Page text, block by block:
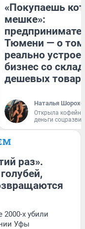
«Покупаешь
мешке»:
Тюмени — о
реально
бизнес со
дешевых
Наталья
Открыла
деньги
раз».
2000-х убили
Уфы